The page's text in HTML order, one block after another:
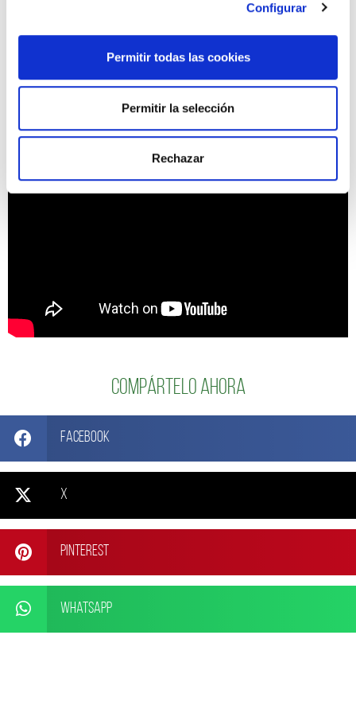
Configurar
Permitir todas las cookies
Permitir la selección
Rechazar
de las Navidades!
Compártelo ahora
Facebook
X
Pinterest
WhatsApp